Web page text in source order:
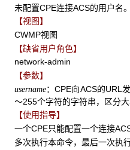
未配置CPE连接ACS的用户名。
【视图】
CWMP视图
【缺省用户角色】
network-admin
【参数】
username：CPE向ACS的URL
～255个字符的字符串，区分大
【使用指导】
一个CPE只能配置一个连接
多次执行本命令，最后一次执